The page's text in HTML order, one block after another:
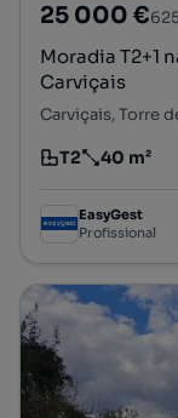
25 000 €
Moradia T2+1
Carviçais
Carviçais, Torre
Tipologia
T2
Preço por40 m²
EasyGest
Profissional